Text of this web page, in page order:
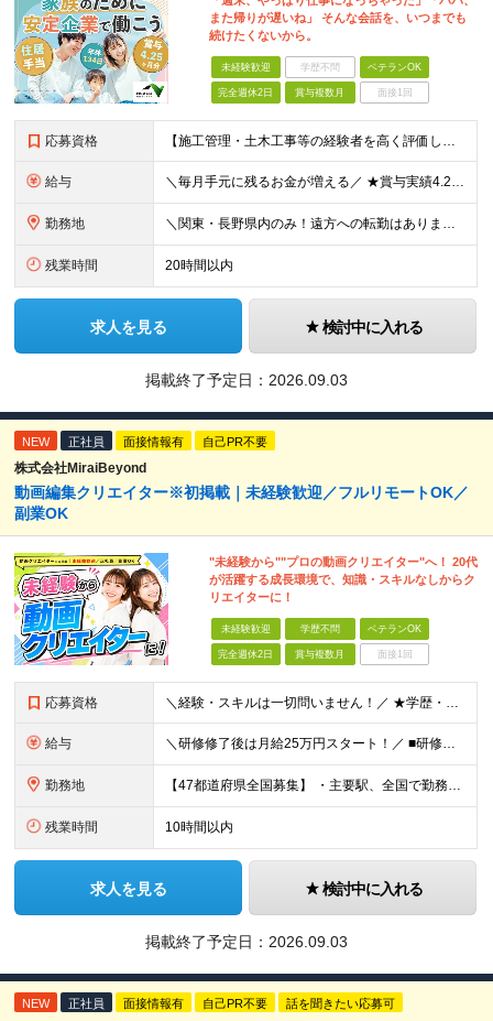
また帰りが遅いね」 そんな会話を、いつまでも
続けたくないから。
未経験歓迎 学歴不問 ベテランOK
完全週休2日 賞与複数月 面接1回
応募資格 【施工管理・土木工事等の経験者を高く評価します！】 ■高卒以上／普通自動車運転免許（AT限定可）をお持ちの方 ＜以下、いずれかに該当する方歓迎＞ ◎土木系学科を卒業された方 ◎1・2級土木／造園
給与 ＼毎月手元に残るお金が増える／ ★賞与実績4.25ヶ月分（年間120万円～140万円以上の支給実績あり） ★家賃・駐車場代の最大8割を会社が負担！家計の支出を大幅にカット ★残業代は1分単位（合計1時
勤務地 ＼関東・長野県内のみ！遠方への転勤はありません／ ★全事業所がIC近く！マイカーで快適に通勤可能です ★引越し費用や単身赴任時の家賃・家具家電の賃料も全額負担します ◎京浜事業所 神奈川県横浜市都筑
残業時間 20時間以内
求人を見る 検討中に入れる
掲載終了予定日： 2026.09.03
NEW 正社員 面接情報有 自己PR不要
株式会社MiraiBeyond
動画編集クリエイター※初掲載｜未経験歓迎／フルリモートOK／
副業OK
"未経験から""プロの動画クリエイター"へ！ 20代
が活躍する成長環境で、知識・スキルなしからク
リエイターに！
未経験歓迎 学歴不問 ベテランOK
完全週休2日 賞与複数月 面接1回
応募資格 ＼経験・スキルは一切問いません！／ ★学歴・職歴不問 ★未経験・第二新卒歓迎！ ★正社員デビューも応援します！ 【こんな方にピッタリ！】 ✓ 動画やYouTube、TikTokを見るのが好きな方 ✓
給与 ＼研修修了後は月給25万円スタート！／ ■研修修了後 月給25万円＋賞与＋インセンティブ賞与 ※残業代は別途支給 ▽研修期間▽ 【未経験者】 ▶ 月給20万円～ 【固定残業代について】
勤務地 【47都道府県全国募集】 ・主要駅、全国で勤務可能！ ・どこに住んでいても応募可能！ 【東京本社】 東京都品川区東品川5-9-2 在宅でコツコツ働きながら、長く安定して続けられます♪ 本社：〒1
残業時間 10時間以内
求人を見る 検討中に入れる
掲載終了予定日： 2026.09.03
NEW 正社員 面接情報有 自己PR不要 話を聞きたい応募可